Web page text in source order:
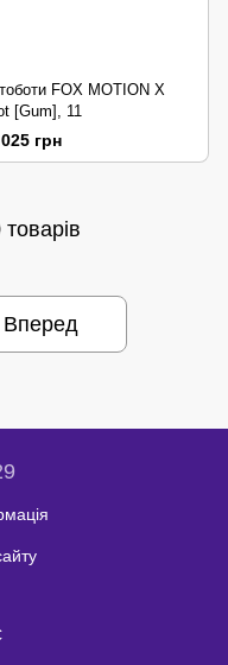
FOX MOTION X
[Gum], 11
грн
Вперед